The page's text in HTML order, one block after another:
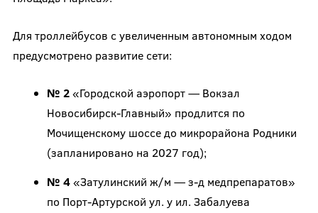
Для троллейбусов с увеличенным автономным ходом
предусмотрено развитие сети:
№ 2«Городской аэропорт — Вокзал
Новосибирск-Главный» продлится по
Мочищенскому шоссе до микрорайона Родники
(запланировано на 2027 год);
№ 4«Затулинский ж/м — з-д медпрепаратов»
по Порт-Артурской ул. у ил. Забалуева